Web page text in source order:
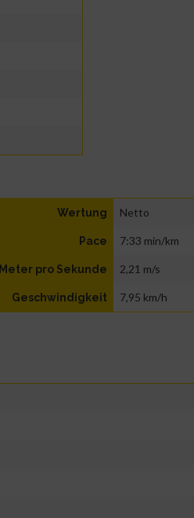
Wertung Netto
Pace 7:33 min/km
Meter pro Sekunde 2,21 m/s
Geschwindigkeit 7,95 km/h